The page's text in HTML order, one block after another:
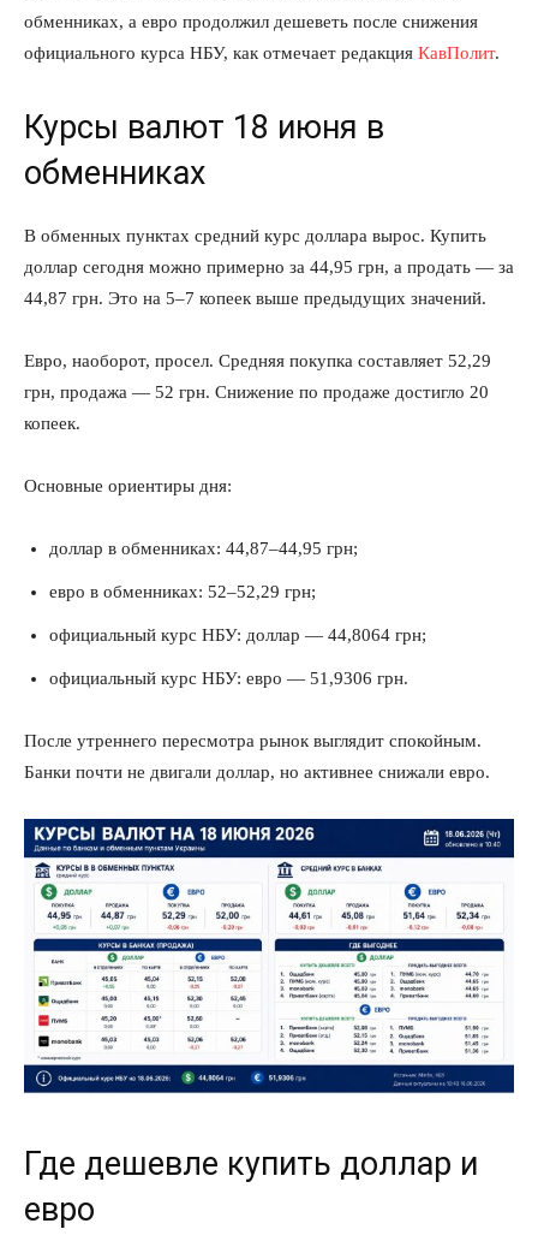
обменниках, а евро продолжил дешеветь после снижения
официального курса НБУ, как отмечает редакция КавПолит.
Курсы валют 18 июня в
обменниках
В обменных пунктах средний курс доллара вырос. Купить
доллар сегодня можно примерно за 44,95 грн, а продать — за
44,87 грн. Это на 5–7 копеек выше предыдущих значений.
Евро, наоборот, просел. Средняя покупка составляет 52,29
грн, продажа — 52 грн. Снижение по продаже достигло 20
копеек.
Основные ориентиры дня:
доллар в обменниках: 44,87–44,95 грн;
евро в обменниках: 52–52,29 грн;
официальный курс НБУ: доллар — 44,8064 грн;
официальный курс НБУ: евро — 51,9306 грн.
После утреннего пересмотра рынок выглядит спокойным.
Банки почти не двигали доллар, но активнее снижали евро.
Где дешевле купить доллар и
евро